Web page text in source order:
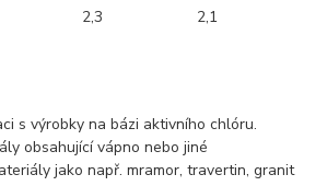
2,3
2,1
s výrobky na bázi aktivního chlóru.
obsahující vápno nebo jiné
jako např. mramor, travertin, granit